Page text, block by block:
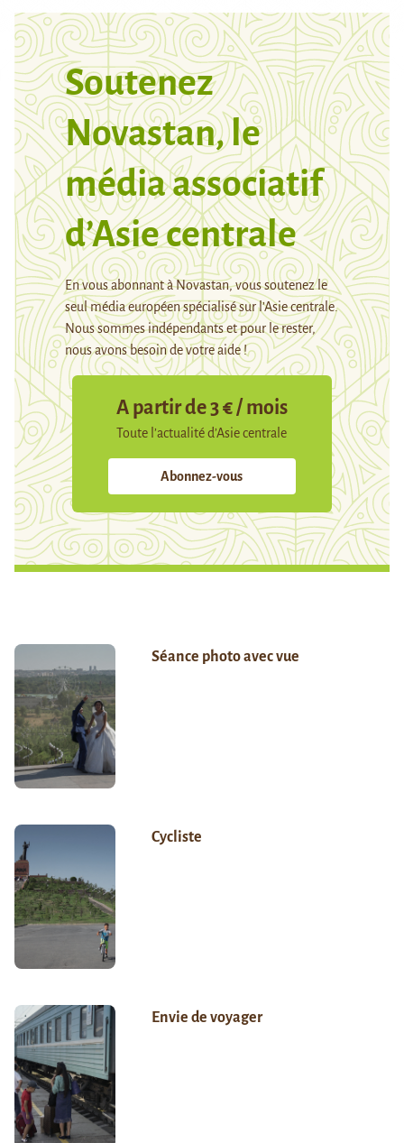
Soutenez
Novastan, le
média associatif
d’Asie centrale
En vous abonnant à Novastan, vous soutenez le
seul média européen spécialisé sur l’Asie centrale.
Nous sommes indépendants et pour le rester,
nous avons besoin de votre aide !
A partir de 3 € / mois
Toute l’actualité d’Asie centrale
Abonnez-vous
Séance photo avec vue
Cycliste
Envie de voyager